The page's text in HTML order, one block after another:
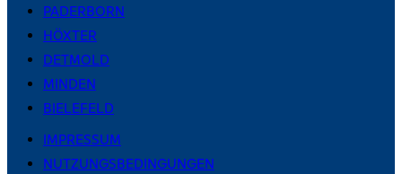
PADERBORN
HÖXTER
DETMOLD
MINDEN
BIELEFELD
IMPRESSUM
NUTZUNGSBEDINGUNGEN